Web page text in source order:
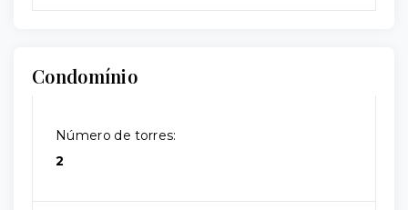
Condomínio
Número de torres:
2